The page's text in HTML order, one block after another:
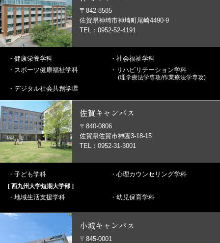
〒842-8585
佐賀県神埼市神埼町尾崎4490-9
TEL：0952-52-4191
・ 健康栄養学科 ・ 社会福祉学科
・ スポーツ健康福祉学科 ・ リハビリテーション学科
(理学療法学専攻/作業療法学専攻)
・ デジタル社会共創学環
佐賀キャンパス
〒840-0806
佐賀県佐賀市神園3-18-15
TEL：0952-31-3001
・ 子ども学科 ・ 心理カウンセリング学科
[ 西九州大学短期大学部 ]
・ 地域生活支援学科 ・ 幼児保育学科
小城キャンパス
〒845-0001